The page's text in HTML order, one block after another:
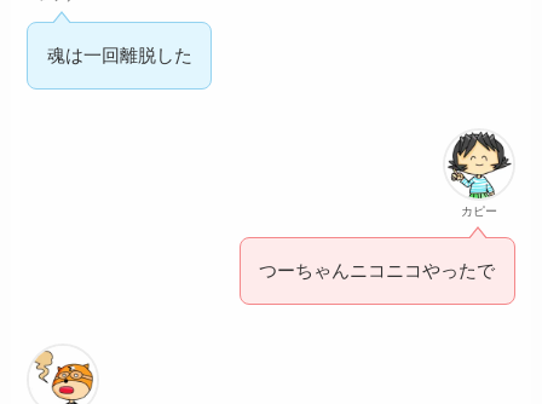
魂は一回離脱した
カピー
つーちゃんニコニコやったで